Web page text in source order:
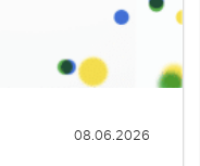
08.06.2026